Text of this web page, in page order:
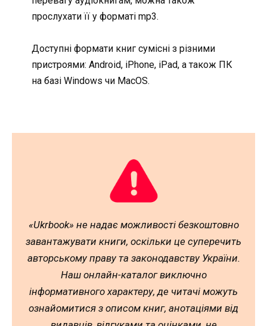
прослухати її у форматі mp3.
Доступні формати книг сумісні з різними
пристроями: Android, iPhone, iPad, а також ПК
на базі Windows чи MacOS.
«Ukrbook» не надає можливості безкоштовно
завантажувати книги, оскільки це суперечить
авторському праву та законодавству України.
Наш онлайн-каталог виключно
інформативного характеру, де читачі можуть
ознайомитися з описом книг, анотаціями від